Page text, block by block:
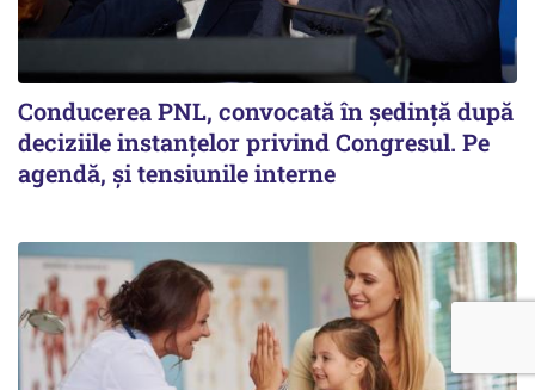
Conducerea PNL, convocată în ședință după
deciziile instanțelor privind Congresul. Pe
agendă, și tensiunile interne